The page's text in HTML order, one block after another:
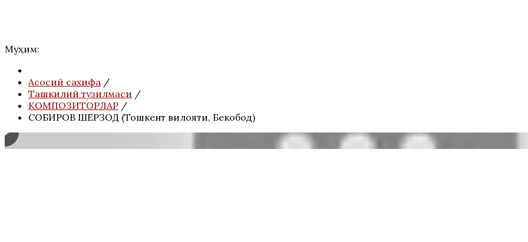
Муҳим:
Асосий сахифа /
Ташкилий тузилмаси /
КОМПОЗИТОРЛАР /
СОБИРОВ ШЕРЗОД (Тошкент вилояти, Бекобод)